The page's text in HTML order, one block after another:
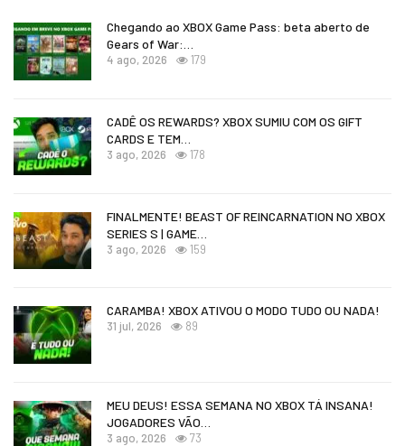
Chegando ao XBOX Game Pass: beta aberto de
Gears of War:…
4 ago, 2026 179
CADÊ OS REWARDS? XBOX SUMIU COM OS GIFT
CARDS E TEM…
3 ago, 2026 178
FINALMENTE! BEAST OF REINCARNATION NO XBOX
SERIES S | GAME…
3 ago, 2026 159
CARAMBA! XBOX ATIVOU O MODO TUDO OU NADA!
31 jul, 2026 89
MEU DEUS! ESSA SEMANA NO XBOX TÁ INSANA!
JOGADORES VÃO…
3 ago, 2026 73